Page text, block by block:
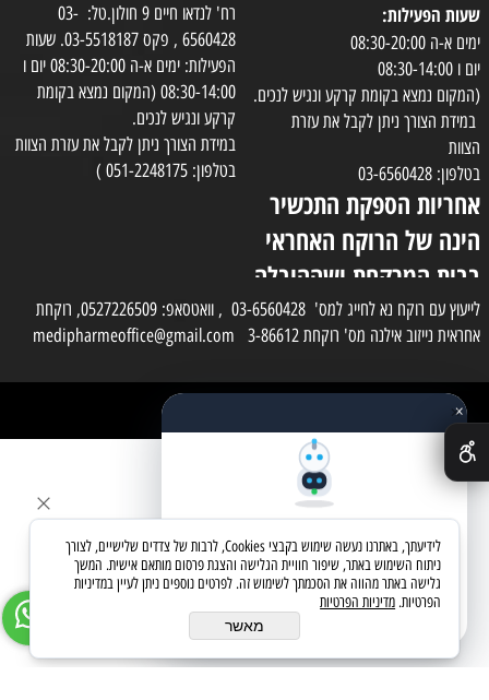
שעות הפעילות:
ימים א-ה 08:30-20:00
יום ו 08:30-14:00
(המקום נמצא בקומת קרקע ונגיש לנכים.
במידת הצורך ניתן לקבל את עזרת
הצוות
בטלפון: 03-6560428
אחריות הספקת התכשיר
הינה של הרוקח האחראי
בבית המרקחת ושההובלה
בפועל תעשה בעזרת
השליח
רח' לנדאו חיים 9 חולון.טל: 03-
6560428 , פקס 03-5518187. שעות
הפעילות: ימים א-ה 08:30-20:00 יום ו
08:30-14:00 (המקום נמצא בקומת
קרקע ונגיש לנכים.
במידת הצורך ניתן לקבל את עזרת הצוות
בטלפון: 051-2248175 )
לייעוץ עם רוקח נא לחייג למס' 03-6560428 , וואטסאפ: 0527226509, רוקחת
אחראית נייזוב אילנה מס' רוקחת 3-86612 medipharmeoffice@gmail.com
✕×
שאלו את העוזר החכם
מחפשים מוצר? אני כאן כדי לעזור
בואו נתחיל
לידיעתך, באתרנו נעשה שימוש בקבצי Cookies, לרבות של צדדים שלישיים, לצורך
ניתוח השימוש באתר, שיפור חוויית הגלישה והצגת פרסום מותאם אישית. המשך
גלישה באתר מהווה את הסכמתך לשימוש זה. לפרטים נוספים ניתן לעיין במדיניות
הפרטיות. מדיניות הפרטיות
מאשר